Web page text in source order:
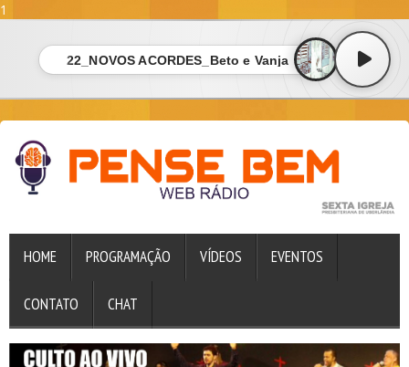
1
22_NOVOS ACORDES_Beto e Vanja
HOME PROGRAMAÇÃO VÍDEOS EVENTOS
CONTATO CHAT